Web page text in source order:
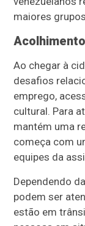
maiores
Ao chegar à
desafios
emprego,
cultural. Para
mantém uma
começa com
equipes da
Dependendo
podem ser
estão em